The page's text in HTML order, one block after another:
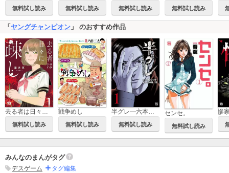
無料試し読み 無料試し読み 無料試し読み 無料試し読み
「 ヤングチャンピオン 」 のおすすめ作品
無料試し読み
戦争めし
無料試し読み 無料試し読み
センセ。
無料試し読み
惨
みんなのまんがタグ
デスゲーム タグ編集